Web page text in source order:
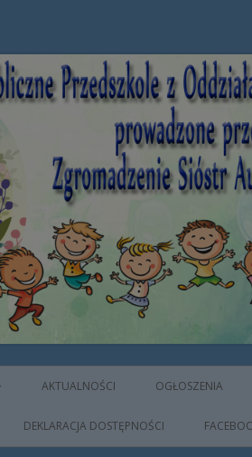
Oddziałami
AKTUALNOŚCI OGŁOSZENIA
DEKLARACJA DOSTĘPNOŚCI